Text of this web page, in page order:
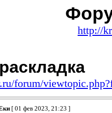
http://
forum/
[ 01 фев 2023, 21:23 ]